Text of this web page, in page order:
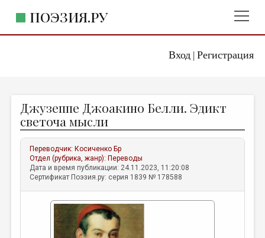
Вход| Регистрация
ПОЭЗИЯ.РУ
ЖАНРЫ
АВТОРЫ
КОММЕНТАРИИ
ЛИТСАЛОН
ПРАВИЛА САЙТА
Джузеппе Джоакино Белли. Эдикт
светоча мысли
Переводчик: Косиченко Бр
Отдел (рубрика, жанр): Переводы
Дата и время публикации: 24.11.2023, 11:20:08
Сертификат Поэзия.ру: серия 1839 № 178588